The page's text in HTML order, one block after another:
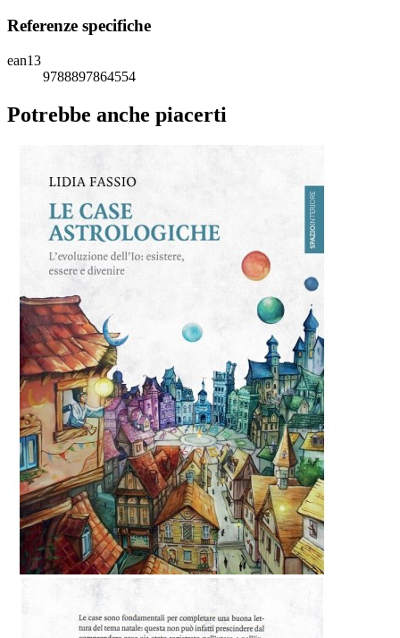
Referenze specifiche
ean13
9788897864554
Potrebbe anche piacerti